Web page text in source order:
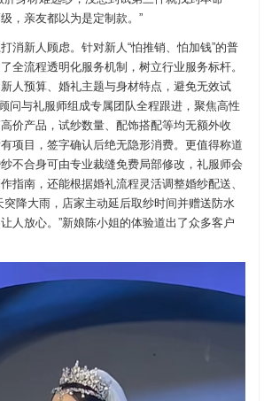
，亲友都以为是定制款。”
消新人顾虑。针对新人“怕推销、怕加钱”的普
全流程透明化服务机制，树立行业服务标杆。
人预算、婚礼主题与身材特点，避免无效试
问与礼服师组成专属团队全程跟进，聚焦高性
价产品，试纱数量、配饰搭配等均无额外收
项目，签字确认后绝无隐形消费。更值得称道
不合身可由专业裁缝免费局部修改，礼服师会
指南，还能根据婚礼流程灵活调整婚纱配送、
突降大雨，店家主动延后取纱时间并赠送防水
人放心。”新娘陈小姐的体验道出了众多客户